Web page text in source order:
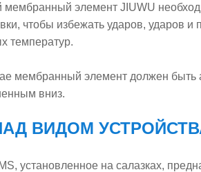
мембранный элемент JIUWU
чтобы избежать ударов, ударов
температур.
мембранный элемент должен быть
вниз.
ВИДОМ
установленное на салазках,